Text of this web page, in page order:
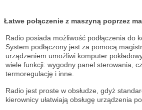
Łatwe połączenie z maszyną poprzez
Radio posiada możliwość podłączenia do
System podłączony jest za pomocą
urządzeniem umożliwi komputer
wiele funkcji: wygodny panel sterowania,
termoregulację i inne.
Radio jest proste w obsłudze, gdyż
kierownicy ułatwiają obsługę urządzenia